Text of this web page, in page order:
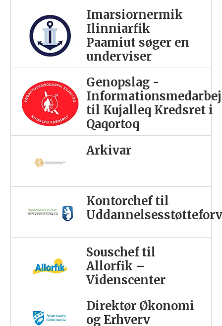
Imarsiornermik
Ilinniarfik
Paamiut søger en
underviser
Genopslag -
til Kujalleq Kredsret i
Qaqortoq
Arkivar
Kontorchef til
Souschef til
Allorfik –
Videnscenter
Direktør Økonomi
og Erhverv